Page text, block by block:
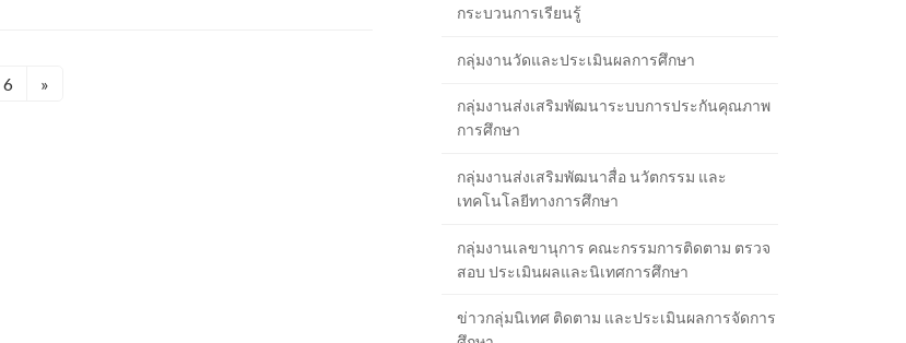
Page
6 »
กระบวนการเรียนรู้
กลุ่มงานวัดและประเมินผลการศึกษา
กลุ่มงานส่งเสริมพัฒนาระบบการประกันคุณภาพ
การศึกษา
กลุ่มงานส่งเสริมพัฒนาสื่อ นวัตกรรม และ
เทคโนโลยีทางการศึกษา
กลุ่มงานเลขานุการ คณะกรรมการติดตาม ตรวจ
สอบ ประเมินผลและนิเทศการศึกษา
ข่าวกลุ่มนิเทศ ติดตาม และประเมินผลการจัดการ